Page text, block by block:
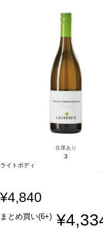
様の場合は自動的に次のヴィン
在庫あり
3
ライトボディ
¥4,840
まとめ買い(6+)